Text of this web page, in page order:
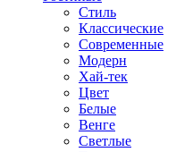
Стиль
Классические
Современные
Модерн
Хай-тек
Цвет
Белые
Венге
Светлые